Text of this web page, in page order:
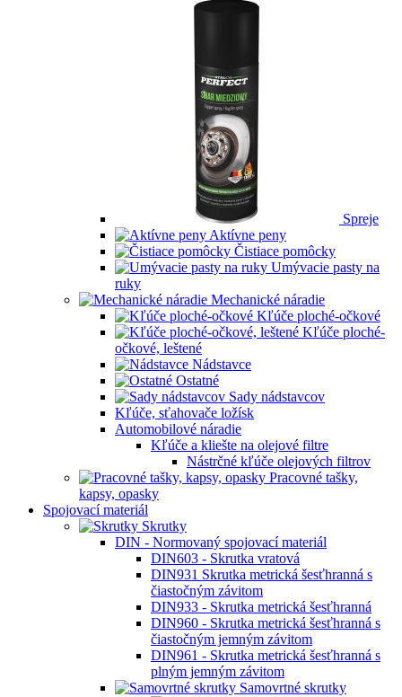
Spreje
Aktívne peny
Čistiace pomôcky
Umývacie pasty na
ruky
Mechanické náradie
Kľúče ploché-očkové
Kľúče ploché-
očkové, leštené
Nádstavce
Ostatné
Sady nádstavcov
Kľúče, sťahovače ložísk
Automobilové náradie
Kľúče a kliešte na olejové filtre
Nástrčné kľúče olejových filtrov
Pracovné tašky,
kapsy, opasky
Spojovací materiál
Skrutky
DIN - Normovaný spojovací materiál
DIN603 - Skrutka vratová
DIN931 Skrutka metrická šesťhranná s
čiastočným závitom
DIN933 - Skrutka metrická šesťhranná
DIN960 - Skrutka metrická šesťhranná s
čiastočným jemným závitom
DIN961 - Skrutka metrická šesťhranná s
plným jemným závitom
Samovrtné skrutky